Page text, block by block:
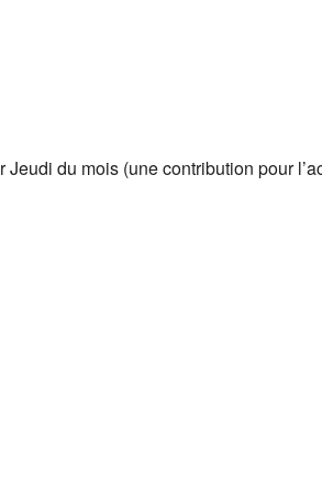
du mois (une contribution pour